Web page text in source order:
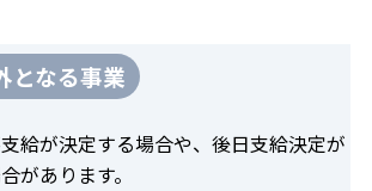
なる事業
給が決定する場合や、後日支給決定が
があります。